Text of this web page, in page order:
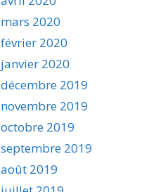
mars 2020
février 2020
janvier 2020
décembre 2019
novembre 2019
octobre 2019
septembre 2019
août 2019